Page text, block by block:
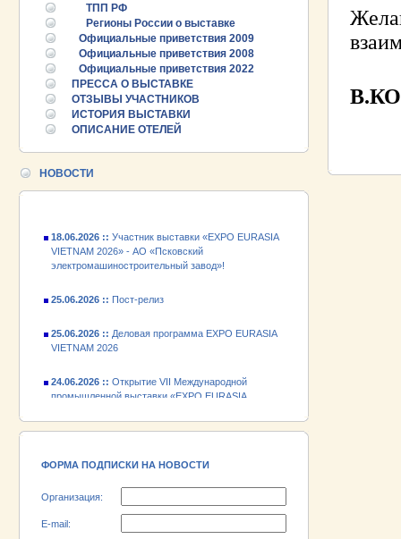
ТПП РФ
Регионы России о выставке
Официальные приветствия 2009
Официальные приветствия 2008
Официальные приветствия 2022
ПРЕССА О ВЫСТАВКЕ
ОТЗЫВЫ УЧАСТНИКОВ
ИСТОРИЯ ВЫСТАВКИ
ОПИСАНИЕ ОТЕЛЕЙ
НОВОСТИ
25.06.2026 ::Пост-релиз
25.06.2026 ::Деловая программа EXPO EURASIA
VIETNAM 2026
24.06.2026 ::Открытие VII Международной
промышленной выставки «EXPO EURASIA
VIETNAM 2026» - АО «Псковский
электромашиностроительный завод»!
VIETNAM 2026
промышленной выставки «EXPO EURASIA
VIETNAM 2026»
ФОРМА ПОДПИСКИ НА НОВОСТИ
Организация:
E-mail: